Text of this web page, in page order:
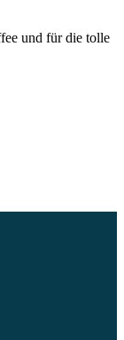
und für die tolle